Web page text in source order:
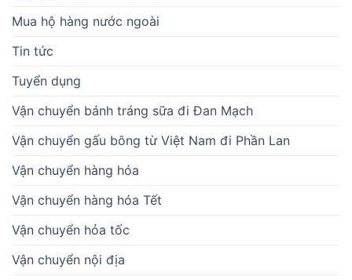
Mua hộ hàng nước ngoài
Tin tức
Tuyển dụng
Vận chuyển bánh tráng sữa đi Đan Mạch
Vận chuyển gấu bông từ Việt Nam đi Phần Lan
Vận chuyển hàng hóa
Vận chuyển hàng hóa Tết
Vận chuyển hỏa tốc
Vận chuyển nội địa